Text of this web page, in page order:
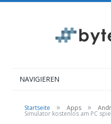
NAVIGIEREN
Startseite » Apps »
Simulator kostenlos am PC